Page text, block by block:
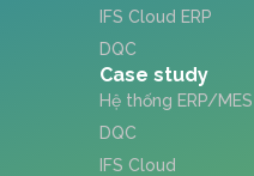
IFS Cloud ERP
DQC
Case study
Hệ thống ERP/MES
DQC
IFS Cloud